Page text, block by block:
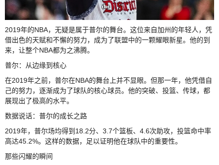
2019年的NBA，无疑是属于普尔的舞台。这位来自加州的年轻人，凭
借出色的天赋和不懈的努力，成为了联盟中的一颗耀眼新星。他的到
来，让整个NBA都为之沸腾。
普尔：从边缘到核心
在2019年之前，普尔在NBA的舞台上并不显眼。但那一年，他凭借自
己的努力，逐渐成为了球队的核心球员。他的突破、投篮、传球，都
展现出了极高的水平。
数据说话：普尔的成长之路
2019年，普尔场均得到18.2分、3.7个篮板、4.6次助攻，投篮命中率
高达45.2%。这样的数据，足以证明他在球队中的重要性。
那些闪耀的瞬间